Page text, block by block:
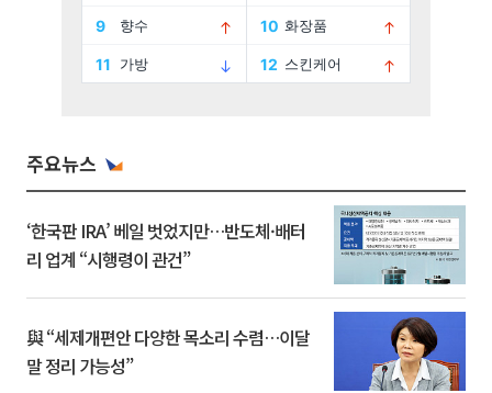
주요뉴스
‘한국판 IRA’ 베일 벗었지만…반도체·배터
리 업계 “시행령이 관건”
與 “세제개편안 다양한 목소리 수렴…이달
말 정리 가능성”